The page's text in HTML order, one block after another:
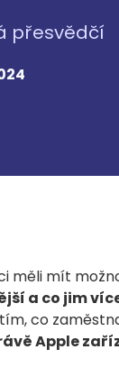
přesvědčí
měli mít
a co jim
co
Apple